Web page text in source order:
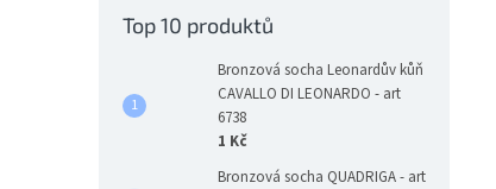
Top 10 produktů
Bronzová socha Leonardův kůň
CAVALLO DI LEONARDO - art
6738
1 Kč
Bronzová socha QUADRIGA - art